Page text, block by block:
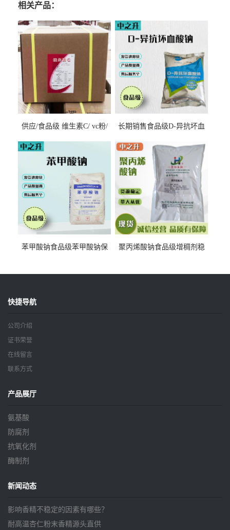
相关产品：
供应/食品级 维生素C/ vc粉/
长期销售食品级D-异抗坏血
苯甲酸钠食品级苯甲酸钠保
聚丙烯酸钠食品级增稠剂稳
快捷导航
公司介绍
证书荣誉
在线留言
联系方式
产品展厅
氨基酸
防腐剂
抗氧化剂
酶制剂
新闻动态
影响香精不稳定的因素有哪些？
耐高温杏仁粉末香精源头直供